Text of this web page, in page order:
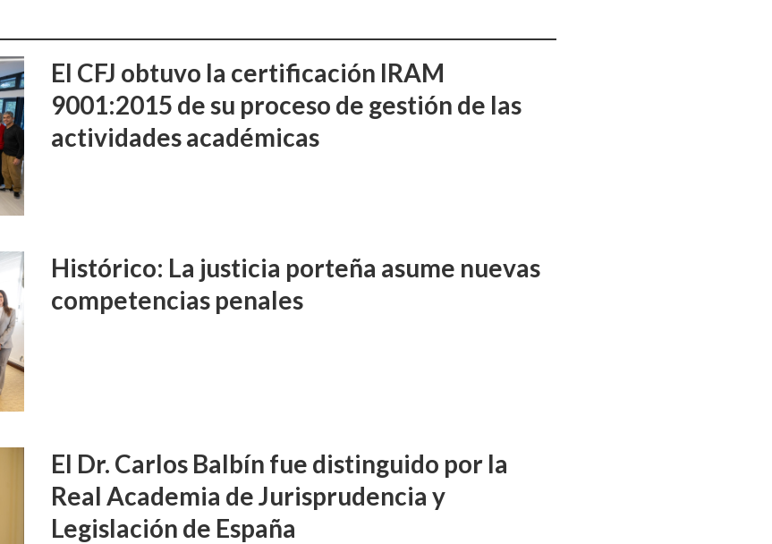
El CFJ obtuvo la certificación IRAM
9001:2015 de su proceso de gestión de las
actividades académicas
Histórico: La justicia porteña asume nuevas
competencias penales
El Dr. Carlos Balbín fue distinguido por la
Real Academia de Jurisprudencia y
Legislación de España